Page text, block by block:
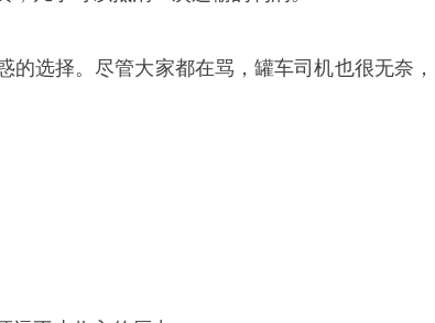
的选择。尽管大家都在骂，罐车司机也很无奈，